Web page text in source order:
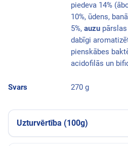
piedeva 14%
10%, ūdens,
5%, auzu
dabīgi
pienskābes
acidofilās un
Svars 270 g
Uzturvērtība (100g)